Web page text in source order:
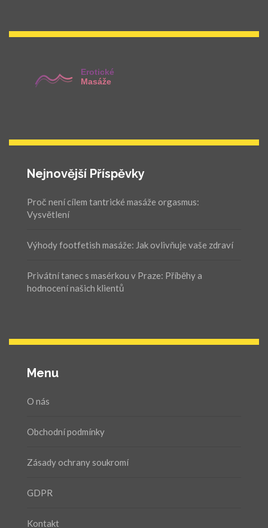
Nejnovější Příspěvky
Proč není cílem tantrické masáže orgasmus:
Vysvětlení
Výhody footfetish masáže: Jak ovlivňuje vaše zdraví
Privátní tanec s masérkou v Praze: Příběhy a
hodnocení našich klientů
Menu
O nás
Obchodní podmínky
Zásady ochrany soukromí
GDPR
Kontakt